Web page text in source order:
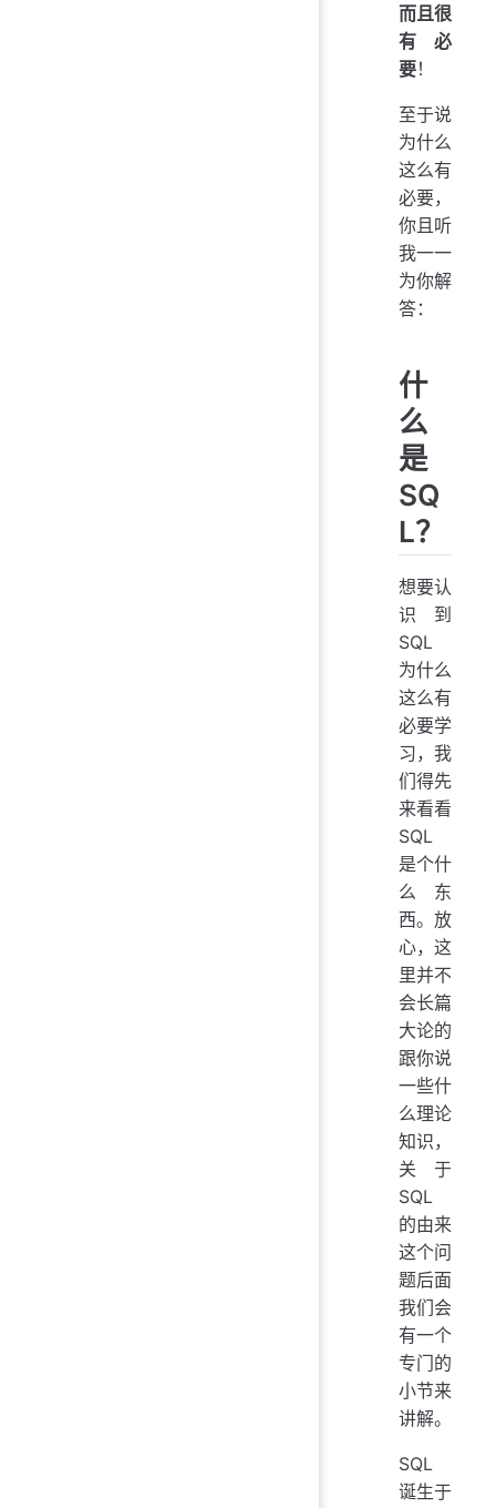
而且很
有必
要！
至于说
为什么
这么有
必要，
你且听
我一一
为你解
答：
什
么
是
SQ
L？
想要认
识到
SQL
为什么
这么有
必要学
习，我
们得先
来看看
SQL
是个什
么东
西。放
心，这
里并不
会长篇
大论的
跟你说
一些什
么理论
知识，
关于
SQL
的由来
这个问
题后面
我们会
有一个
专门的
小节来
讲解。
SQL
诞生于